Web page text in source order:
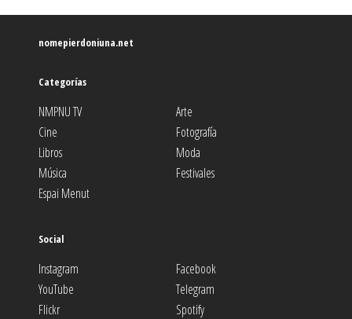
nomepierdoniuna.net
Categorías
NMPNU TV
Arte
Cine
Fotografía
Libros
Moda
Música
Festivales
Espai Menut
Social
Instagram
Facebook
YouTube
Telegram
Flickr
Spotify